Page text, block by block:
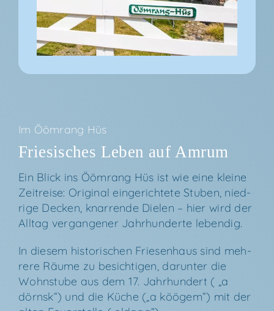
Im Ööm­rang Hüs
Frie­si­sches Leben auf Amrum
Ein Blick ins Ööm­rang Hüs ist wie eine klei­ne
Zeit­rei­se: Ori­gi­nal ein­ge­rich­te­te Stu­ben, nied­
ri­ge Decken, knar­ren­de Die­len – hier wird der
All­tag ver­gan­ge­ner Jahr­hun­der­te lebendig.
In die­sem his­to­ri­schen Frie­sen­haus sind meh­
re­re Räu­me zu besich­ti­gen, dar­un­ter die
Wohn­stu­be aus dem 17. Jahr­hun­dert ( „a
dörnsk“) und die Küche („a köö­gem“) mit der